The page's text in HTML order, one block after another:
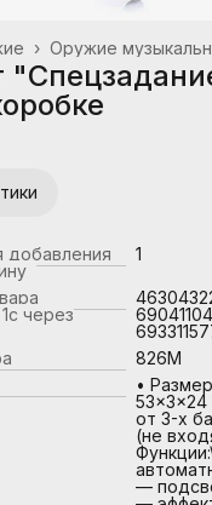
Оружие
›
добавления
1
через
826M
•
53×3×24
от 3-х
(не
—